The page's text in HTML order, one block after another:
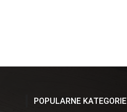
POPULARNE KATEGORIE